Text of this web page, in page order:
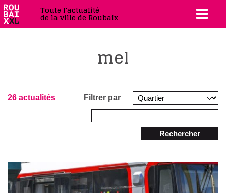
Toute l'actualité
de la ville de Roubaix
mel
26 actualités Filtrer par
Rechercher